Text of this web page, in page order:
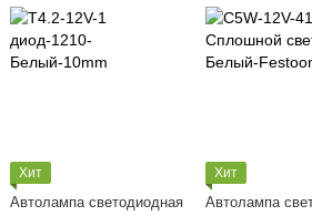
Хит
Автолампа светодиодная
Хит
Автолампа